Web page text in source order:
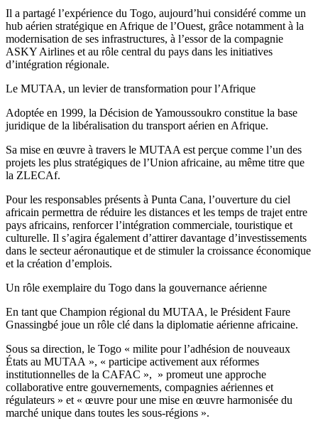
Il a partagé l’expérience du Togo, aujourd’hui considéré comme un
hub aérien stratégique en Afrique de l’Ouest, grâce notamment à la
modernisation de ses infrastructures, à l’essor de la compagnie
ASKY Airlines et au rôle central du pays dans les initiatives
d’intégration régionale.
Le MUTAA, un levier de transformation pour l’Afrique
Adoptée en 1999, la Décision de Yamoussoukro constitue la base
juridique de la libéralisation du transport aérien en Afrique.
Sa mise en œuvre à travers le MUTAA est perçue comme l’un des
projets les plus stratégiques de l’Union africaine, au même titre que
la ZLECAf.
Pour les responsables présents à Punta Cana, l’ouverture du ciel
africain permettra de réduire les distances et les temps de trajet entre
pays africains, renforcer l’intégration commerciale, touristique et
culturelle. Il s’agira également d’attirer davantage d’investissements
dans le secteur aéronautique et de stimuler la croissance économique
et la création d’emplois.
Un rôle exemplaire du Togo dans la gouvernance aérienne
En tant que Champion régional du MUTAA, le Président Faure
Gnassingbé joue un rôle clé dans la diplomatie aérienne africaine.
Sous sa direction, le Togo « milite pour l’adhésion de nouveaux
États au MUTAA », « participe activement aux réformes
institutionnelles de la CAFAC », » promeut une approche
collaborative entre gouvernements, compagnies aériennes et
régulateurs » et « œuvre pour une mise en œuvre harmonisée du
marché unique dans toutes les sous-régions ».